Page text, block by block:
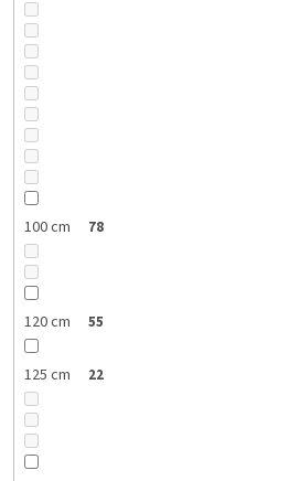
100 cm 78
120 cm 55
125 cm 22